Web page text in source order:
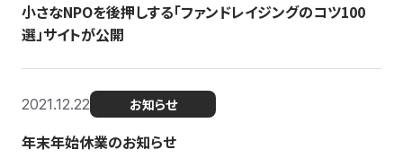
小さなNPOを後押しする「ファンドレイジングのコツ100
選」サイトが公開
2021.12.22 お知らせ
年末年始休業のお知らせ